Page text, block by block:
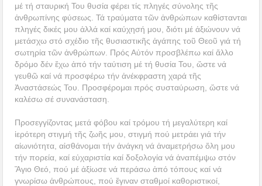
μέ τή σταυρική Του θυσία φέρει τίς πληγές σύνολης τῆς
ἀνθρωπίνης φύσεως. Τά τραύματα τῶν ἀνθρώπων καθίστανται
πληγές δικές μου ἀλλά καί καύχησή μου, διότι μέ ἀξιώνουν νά
μετάσχω στό σχέδιο τῆς θυσιαστικῆς ἀγάπης τοῦ Θεοῦ γιά τή
σωτηρία τῶν ἀνθρώπων. Πρός Αὐτόν προσβλέπω καί ἄλλο
δρόμο δέν ἔχω ἀπό τήν ταύτιση μέ τή θυσία Του, ὥστε νά
γευθῶ καί νά προσφέρω τήν ἀνέκφραστη χαρά τῆς
Ἀναστάσεώς Του. Προσφέρομαι πρός συσταύρωση, ὥστε νά
καλέσω σέ συνανάσταση.
Προσεγγίζοντας μετά φόβου καί τρόμου τή μεγαλύτερη καί
ἱερότερη στιγμή τῆς ζωῆς μου, στιγμή πού μετράει γιά τήν
αἰωνιότητα, αἰσθάνομαι τήν ἀνάγκη νά ἀναμετρήσω ὅλη μου
τήν πορεία, καί εὐχαριστία καί δοξολογία νά ἀναπέμψω στόν
Ἅγιο Θεό, πού μέ ἀξίωσε νά περάσω ἀπό τόπους καί νά
γνωρίσω ἀνθρώπους, πού ἔγιναν σταθμοί καθοριστικοί,